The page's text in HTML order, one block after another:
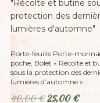
Porte-feuille Porte-
poche, Bolet « Récolte et
sous la protection des
lumières d’automne »
40,00€ Le
25,00€Le